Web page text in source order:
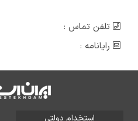
تلفن تماس :
رایانامه :
استخدام دولتی